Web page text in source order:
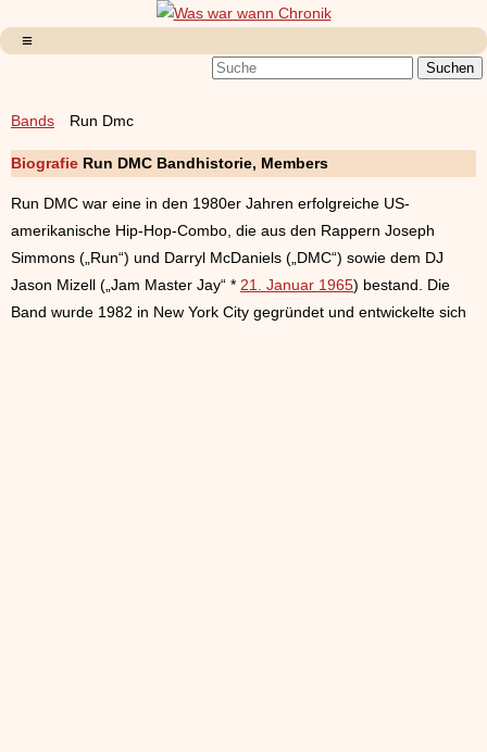
Bands Run Dmc
Biografie Run DMC Bandhistorie, Members
Run DMC war eine in den 1980er Jahren erfolgreiche US-
amerikanische Hip-Hop-Combo, die aus den Rappern Joseph
Simmons („Run“) und Darryl McDaniels („DMC“) sowie dem DJ
Jason Mizell („Jam Master Jay“ * 21. Januar 1965) bestand. Die
Band wurde 1982 in New York City gegründet und entwickelte sich